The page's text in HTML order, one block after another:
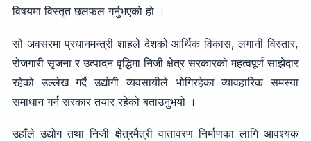
विषयमा विस्तृत छलफल गर्नुभएको हो ।
सो अवसरमा प्रधानमन्त्री शाहले देशको आर्थिक विकास, लगानी विस्तार,
रोजगारी सृजना र उत्पादन वृद्धिमा निजी क्षेत्र सरकारको महत्वपूर्ण साझेदार
रहेको उल्लेख गर्दै उद्योगी व्यवसायीले भोगिरहेका व्यावहारिक समस्या
समाधान गर्न सरकार तयार रहेको बताउनुभयो ।
उहाँले उद्योग तथा निजी क्षेत्रमैत्री वातावरण निर्माणका लागि आवश्यक